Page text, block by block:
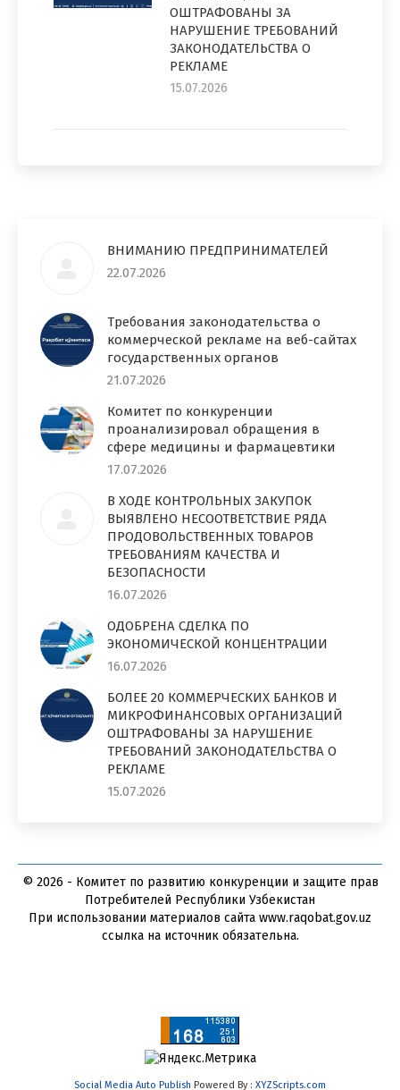
ОШТРАФОВАНЫ ЗА
НАРУШЕНИЕ ТРЕБОВАНИЙ
ЗАКОНОДАТЕЛЬСТВА О
РЕКЛАМЕ
15.07.2026
ВНИМАНИЮ ПРЕДПРИНИМАТЕЛЕЙ
22.07.2026
Требования законодательства о
коммерческой рекламе на веб-сайтах
государственных органов
21.07.2026
Комитет по конкуренции
проанализировал обращения в
сфере медицины и фармацевтики
17.07.2026
В ХОДЕ КОНТРОЛЬНЫХ ЗАКУПОК
ВЫЯВЛЕНО НЕСООТВЕТСТВИЕ РЯДА
ПРОДОВОЛЬСТВЕННЫХ ТОВАРОВ
ТРЕБОВАНИЯМ КАЧЕСТВА И
БЕЗОПАСНОСТИ
16.07.2026
ОДОБРЕНА СДЕЛКА ПО
ЭКОНОМИЧЕСКОЙ КОНЦЕНТРАЦИИ
16.07.2026
БОЛЕЕ 20 КОММЕРЧЕСКИХ БАНКОВ И
МИКРОФИНАНСОВЫХ ОРГАНИЗАЦИЙ
ОШТРАФОВАНЫ ЗА НАРУШЕНИЕ
ТРЕБОВАНИЙ ЗАКОНОДАТЕЛЬСТВА О
РЕКЛАМЕ
15.07.2026
© 2026 - Комитет по развитию конкуренции и защите прав
Потребителей Республики Узбекистан
При использовании материалов сайта www.raqobat.gov.uz
ссылка на источник обязательна.
Social Media Auto Publish Powered By : XYZScripts.com